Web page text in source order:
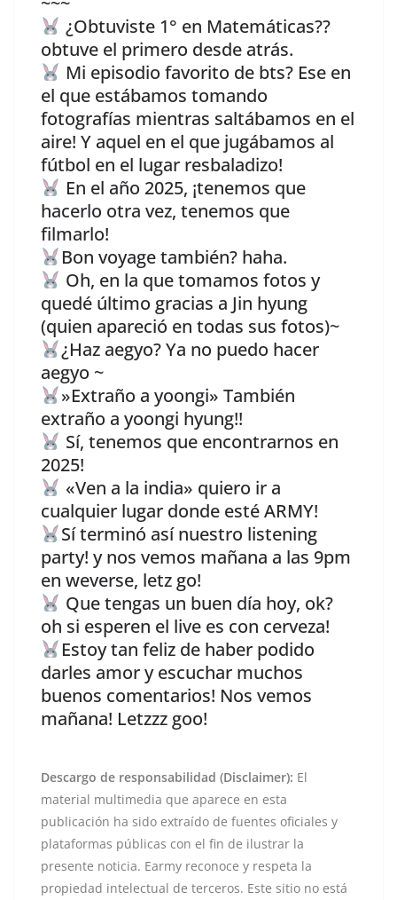
¿Obtuviste 1° en Matemáticas??
obtuve el primero desde atrás.
Mi episodio favorito de bts? Ese en
el que estábamos tomando
fotografías mientras saltábamos en el
aire! Y aquel en el que jugábamos al
fútbol en el lugar resbaladizo!
En el año 2025, ¡tenemos que
hacerlo otra vez, tenemos que
filmarlo!
Bon voyage también? haha.
Oh, en la que tomamos fotos y
quedé último gracias a Jin hyung
(quien apareció en todas sus fotos)~
¿Haz aegyo? Ya no puedo hacer
aegyo ~
»Extraño a yoongi» También
extraño a yoongi hyung!!
Sí, tenemos que encontrarnos en
2025!
«Ven a la india» quiero ir a
cualquier lugar donde esté ARMY!
Sí terminó así nuestro listening
party! y nos vemos mañana a las 9pm
en weverse, letz go!
Que tengas un buen día hoy, ok?
oh si esperen el live es con cerveza!
Estoy tan feliz de haber podido
darles amor y escuchar muchos
buenos comentarios! Nos vemos
mañana! Letzzz goo!
Descargo de responsabilidad (Disclaimer): El
material multimedia que aparece en esta
publicación ha sido extraído de fuentes oficiales y
plataformas públicas con el fin de ilustrar la
presente noticia. Earmy reconoce y respeta la
propiedad intelectual de terceros. Este sitio no está